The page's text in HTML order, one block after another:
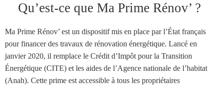
Qu’est-ce que Ma Prime Rénov’ ?
Ma Prime Rénov’ est un dispositif mis en place par l’État français
pour financer des travaux de rénovation énergétique. Lancé en
janvier 2020, il remplace le Crédit d’Impôt pour la Transition
Énergétique (CITE) et les aides de l’Agence nationale de l’habitat
(Anah). Cette prime est accessible à tous les propriétaires